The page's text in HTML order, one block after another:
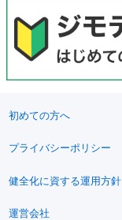
初めての方へ
プライバシーポリシー
健全化に資する運用方針
運営会社